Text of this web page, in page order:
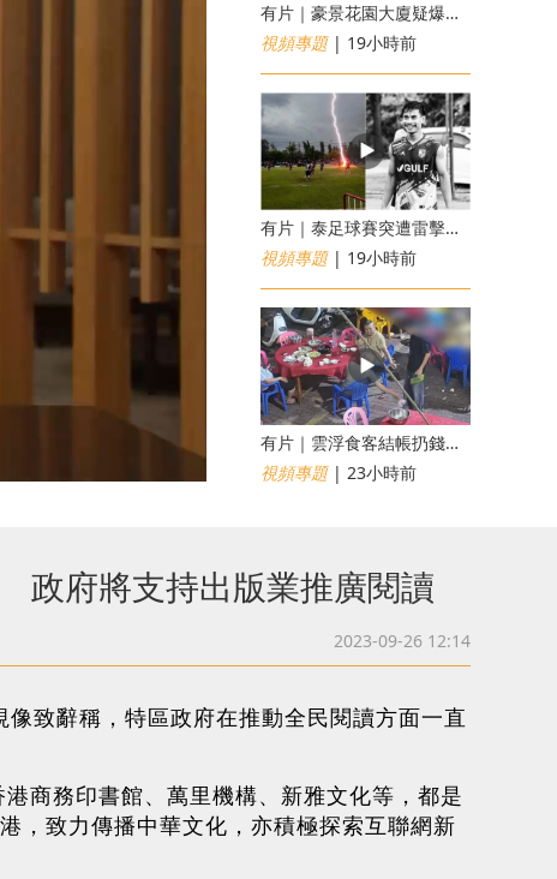
有片｜豪景花園大廈疑爆消防喉 後樓梯慘變瀑布
視頻專題| 19小時前
有片｜泰足球賽突遭雷擊釀1死12傷 24歲球員被閃電劈中亡
視頻專題| 19小時前
​有片｜雲浮食客結帳扔錢落地施辱 店員找贖時還施彼身獲老闆肯定
視頻專題| 23小時前
政府將支持出版業推廣閱讀
2023-09-26 12:14
致辭稱，特區政府在推動全民閱讀方面一直
商務印書館、萬里機構、新雅文化等，都是
，致力傳播中華文化，亦積極探索互聯網新